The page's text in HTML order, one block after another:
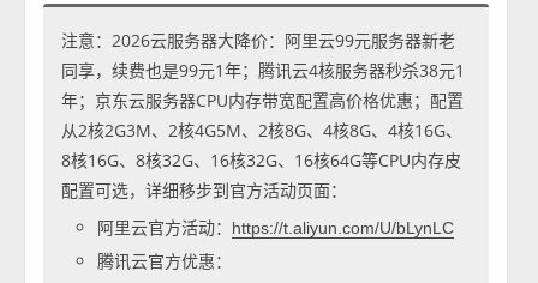
注意：2026云服务器大降价：阿里云99元服务器新老
同享，续费也是99元1年；腾讯云4核服务器秒杀38元1
年；京东云服务器CPU内存带宽配置高价格优惠；配置
从2核2G3M、2核4G5M、2核8G、4核8G、4核16G、
8核16G、8核32G、16核32G、16核64G等CPU内存皮
配置可选，详细移步到官方活动页面：
阿里云官方活动：
https://t.aliyun.com/U/bLynLC
腾讯云官方优惠：